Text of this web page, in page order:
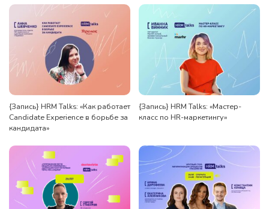
{Запись} HRM Talks: «Как работает
Candidate Experience в борьбе за
кандидата»
{Запись} HRM Talks: «Мастер-
класс по HR-маркетингу»